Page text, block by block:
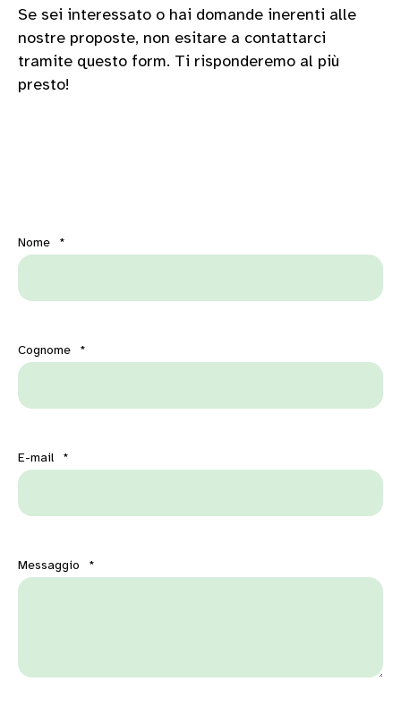
Se sei interessato o hai domande inerenti alle
nostre proposte, non esitare a contattarci
tramite questo form. Ti risponderemo al più
presto!
Nome *
Cognome *
E-mail *
Messaggio *